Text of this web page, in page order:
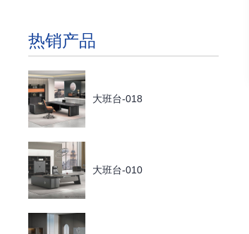
热销产品
大班台-018
大班台-010